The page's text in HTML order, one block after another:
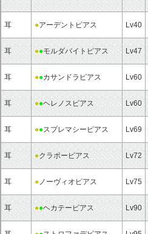
耳 ●アーデントピアス Lv40
耳 ●●モルダバイトピアス Lv47
耳 ●●カサンドラピアス Lv60
耳 ●●ヘレノスピアス Lv60
耳 ●●スプレマシーピアス Lv69
耳 ●クラポーピアス Lv72
耳 ●ノーヴィオピアス Lv75
耳 ●●ヘカテーピアス Lv90